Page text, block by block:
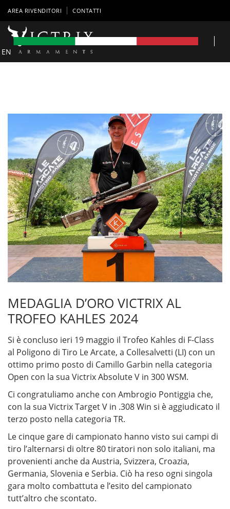
AREA RIVENDITORI CONTATTI
EN
MEDAGLIA D’ORO VICTRIX AL
TROFEO KAHLES 2024
Si è concluso ieri 19 maggio il Trofeo Kahles di F-Class
al Poligono di Tiro Le Arcate, a Collesalvetti (LI) con un
ottimo primo posto di Camillo Garbin nella categoria
Open con la sua Victrix Absolute V in 300 WSM.
Ci congratuliamo anche con Ambrogio Pontiggia che,
con la sua Victrix Target V in .308 Win si è aggiudicato il
terzo posto nella categoria TR.
Le cinque gare di campionato hanno visto sui campi di
tiro l’alternarsi di oltre 80 tiratori non solo italiani, ma
provenienti anche da Austria, Svizzera, Croazia,
Germania, Slovenia e Serbia. Ciò ha reso ogni singola
gara molto combattuta e l’esito del campionato
tutt’altro che scontato.